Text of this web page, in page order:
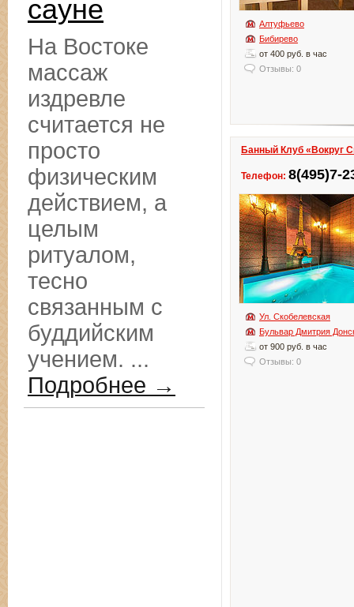
Алтуфьево
Бибирево
от 400 руб. в час
Отзывы: 0
Банный Клуб «Вокруг
Телефон: 8(495)7-
Ул. Скобелевская
Бульвар Дмитрия
от 900 руб. в час
Отзывы: 0
сауне
На Востоке
массаж
издревле
считается не
просто
физическим
действием, а
целым
ритуалом,
тесно
связанным с
буддийским
учением. ...
Подробнее →